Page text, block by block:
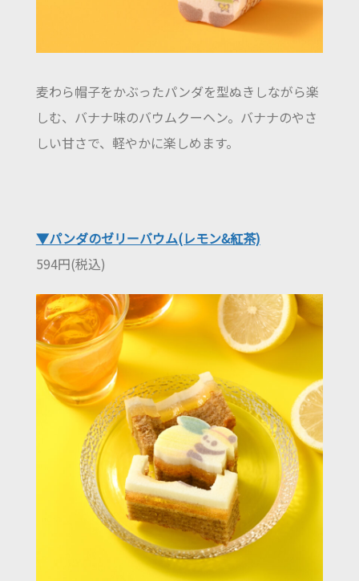
麦わら帽子をかぶったパンダを型ぬきしながら楽
しむ、バナナ味のバウムクーヘン。バナナのやさ
しい甘さで、軽やかに楽しめます。
▼パンダのゼリーバウム(レモン&紅茶)
594円(税込)